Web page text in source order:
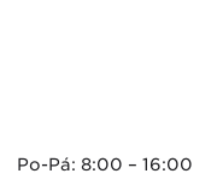
Po-Pá: 8:00 – 16:00